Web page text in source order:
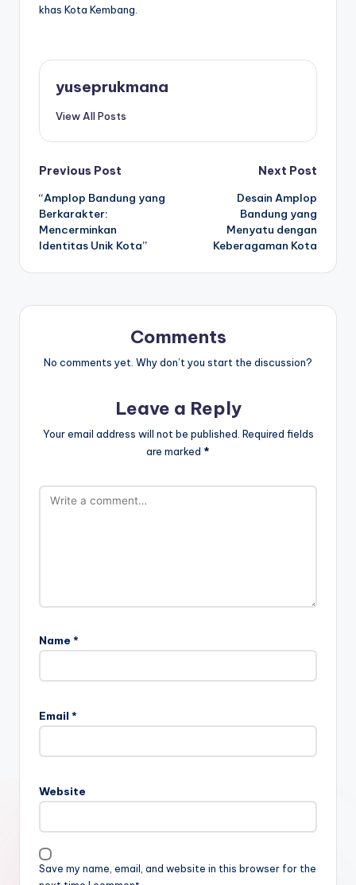
khas Kota Kembang.
yuseprukmana
View All Posts
Post
navigation
Previous Post
“Amplop Bandung yang
Berkarakter:
Mencerminkan
Identitas Unik Kota”
Next Post
Desain Amplop
Bandung yang
Menyatu dengan
Keberagaman Kota
Comments
No comments yet. Why don’t you start the discussion?
Leave a Reply
Your email address will not be published. Required fields
are marked *
Name *
Email *
Website
Save my name, email, and website in this browser for the